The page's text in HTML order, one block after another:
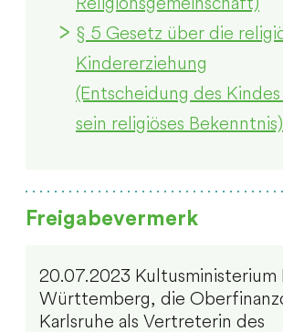
§ 5 Gesetz über die
Kindererziehung
(Entscheidung des
sein religiöses Bekenntnis)
Freigabevermerk
20.07.2023 Kultusministerium
Württemberg, die
Karlsruhe als Vertreterin des